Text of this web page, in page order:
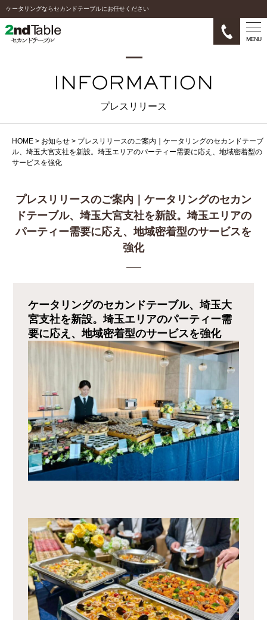
ケータリングならセカンドテーブルにお任せください
MENU
プレスリリース
HOME > お知らせ > プレスリリースのご案内｜ケータリングのセカンドテーブ
ル、埼玉大宮支社を新設。埼玉エリアのパーティー需要に応え、地域密着型の
サービスを強化
プレスリリースのご案内｜ケータリングのセカン
ドテーブル、埼玉大宮支社を新設。埼玉エリアの
パーティー需要に応え、地域密着型のサービスを
強化
ケータリングのセカンドテーブル、埼玉大
宮支社を新設。埼玉エリアのパーティー需
要に応え、地域密着型のサービスを強化